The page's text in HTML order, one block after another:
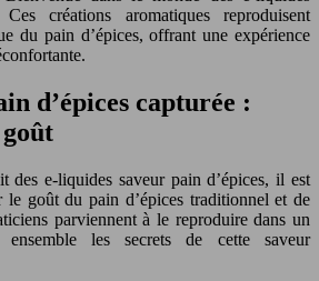
créations aromatiques reproduisent
du pain d’épices, offrant une expérience
d’épices capturée :
des e-liquides saveur pain d’épices, il est
le goût du pain d’épices traditionnel et de
parviennent à le reproduire dans un
ensemble les secrets de cette saveur